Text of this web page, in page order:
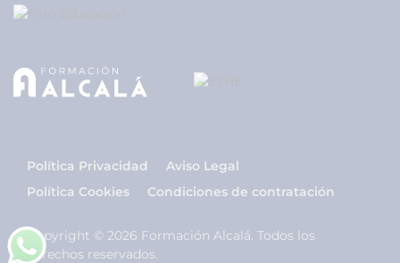
Política Privacidad
Aviso Legal
Política Cookies
Condiciones de contratación
Copyright © 2026 Formación Alcalá. Todos los
derechos reservados.